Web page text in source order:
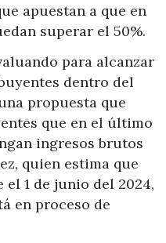
apuestan a que en
superar el 50%.
para alcanzar
dentro del
propuesta que
que en el último
ingresos brutos
quien estima que
1 de junio del 2024,
en proceso de